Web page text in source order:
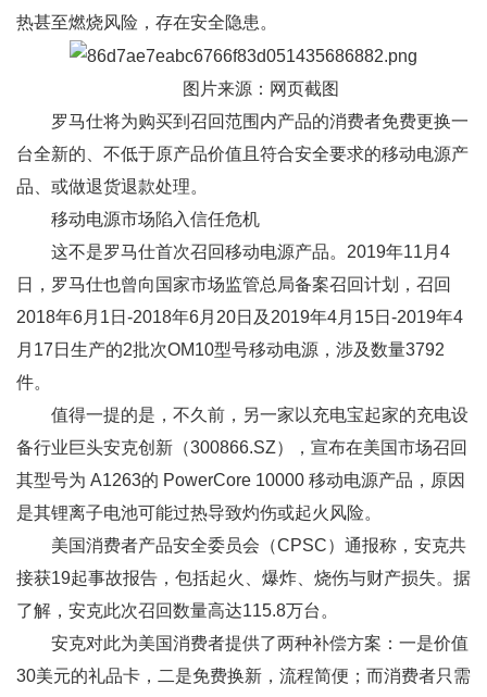
热甚至燃烧风险，存在安全隐患。
图片来源：网页截图
罗马仕将为购买到召回范围内产品的消费者免费更换一
台全新的、不低于原产品价值且符合安全要求的移动电源产
品、或做退货退款处理。
移动电源市场陷入信任危机
这不是罗马仕首次召回移动电源产品。2019年11月4
日，罗马仕也曾向国家市场监管总局备案召回计划，召回
2018年6月1日-2018年6月20日及2019年4月15日-2019年4
月17日生产的2批次OM10型号移动电源，涉及数量3792
件。
值得一提的是，不久前，另一家以充电宝起家的充电设
备行业巨头安克创新（300866.SZ），宣布在美国市场召回
其型号为 A1263的 PowerCore 10000 移动电源产品，原因
是其锂离子电池可能过热导致灼伤或起火风险。
美国消费者产品安全委员会（CPSC）通报称，安克共
接获19起事故报告，包括起火、爆炸、烧伤与财产损失。据
了解，安克此次召回数量高达115.8万台。
安克对此为美国消费者提供了两种补偿方案：一是价值
30美元的礼品卡，二是免费换新，流程简便；而消费者只需